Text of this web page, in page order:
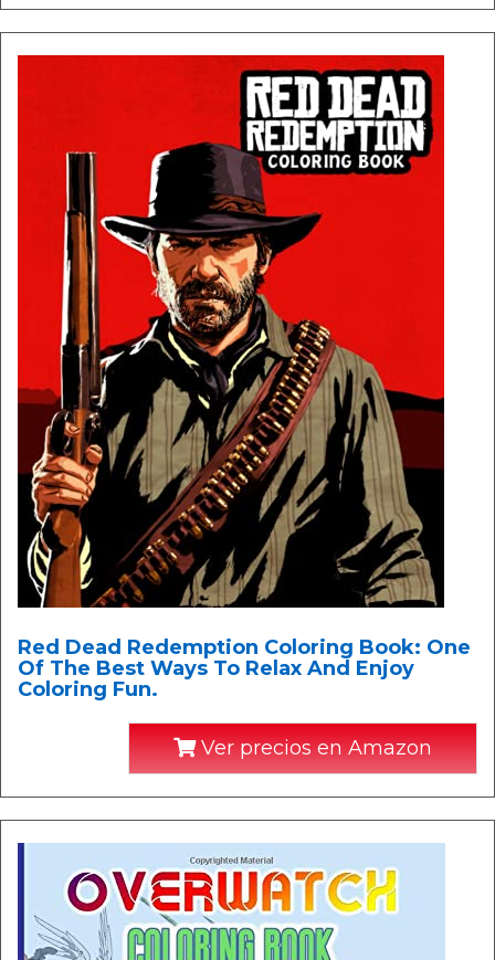
Red Dead Redemption Coloring Book: One
Of The Best Ways To Relax And Enjoy
Coloring Fun.
Ver precios en Amazon